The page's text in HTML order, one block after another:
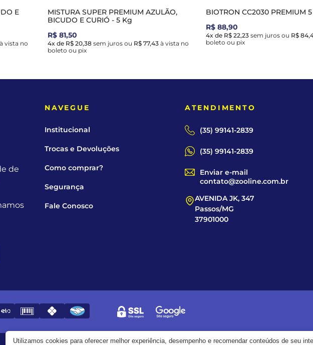
E
à vista no
MISTURA SUPER PREMIUM AZULÃO,
BICUDO E CURIÓ - 5 Kg
R$ 81,50
4x de R$ 20,38 sem juros ou R$ 77,43 à vista no
boleto ou pix
BIOTRON CC2030 PREMIUM
R$ 88,90
4x de R$ 22,23 sem juros ou R$
boleto ou pix
de
NAVEGUE
Institucional
Trocas e Devoluções
Como comprar?
Segurança
Fale Conosco
ATENDIMENTO
(35) 99141-2839
(35) 99141-2839
Enviar e-mail
contato@zooline.com.br
AVENIDA JK, 347
Passos/MG
37901000
Utilizamos cookies para oferecer melhor experiência, desempenho e recomendar conteúdos de seu